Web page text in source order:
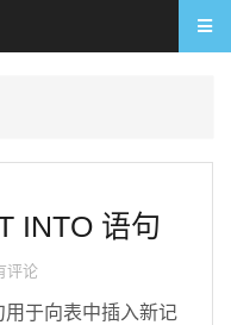
INTO 语句
评论
用于向表中插入新记